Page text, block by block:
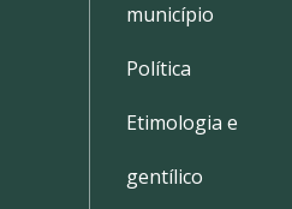
município
Política
Etimologia e
gentílico